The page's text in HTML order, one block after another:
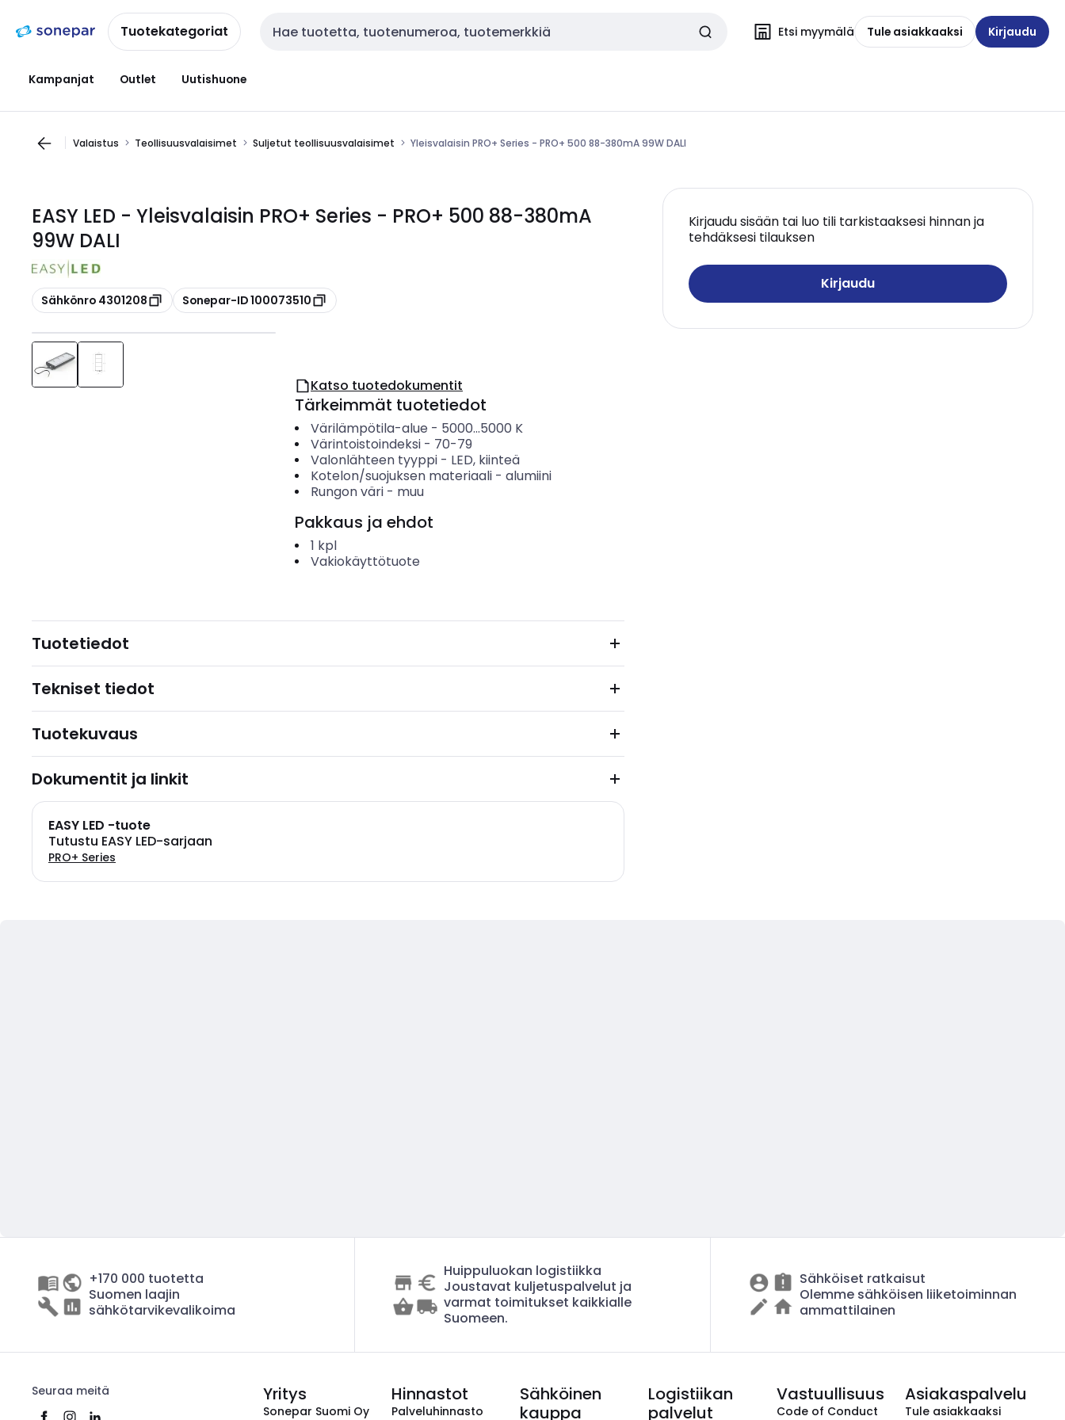
navigointiinsisältöönTuotekategoriat Haku Etsi myymälä Tule asiakkaaksi Kirjaudu
Kampanjat Outlet Uutishuone
Valaistus Teollisuusvalaisimet Suljetut teollisuusvalaisimet Yleisvalaisin PRO+ Series - PRO+ 500 88-380mA 99W DALI
EASY LED - Yleisvalaisin PRO+ Series - PRO+ 500 88-380mA
99W DALI
Kopioi
Sähkönro 4301208 Kopioi
Sonepar-ID 100073510
Kirjaudu sisään tai luo tili tarkistaaksesi hinnan ja
tehdäksesi tilauksen
Kirjaudu
Katso tuotedokumentit
Tärkeimmät tuotetiedot
Värilämpötila-alue - 5000...5000 K
Värintoistoindeksi- 70-79
Valonlähteen tyyppi- LED, kiinteä
Kotelon/suojuksen materiaali- alumiini
Rungon väri- muu
Pakkaus ja ehdot
1 kpl
Vakiokäyttötuote
Tuotetiedot
Tekniset tiedot
Tuotekuvaus
Dokumentit ja linkit
EASY LED -tuote
Tutustu EASY LED-sarjaan
PRO+ Series
+170 000 tuotetta
Suomen laajin
sähkötarvikevalikoima
Huippuluokan logistiikka
Joustavat kuljetuspalvelut ja
varmat toimitukset kaikkialle
Suomeen.
Sähköiset ratkaisut
Olemme sähköisen liiketoiminnan
ammattilainen
Seuraa meitä Yritys
Sonepar Suomi Oy
Hinnastot
Palveluhinnasto
Sähköinen
kauppa
Logistiikan
palvelut
Vastuullisuus
Code of Conduct
Asiakaspalvelu
Tule asiakkaaksi